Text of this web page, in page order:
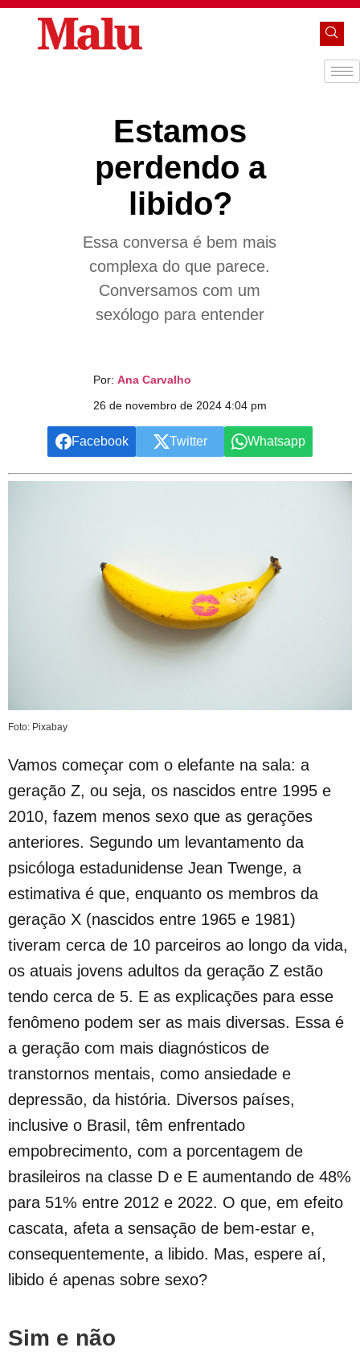
Estamos
perdendo a
libido?
Essa conversa é bem mais
complexa do que parece.
Conversamos com um
sexólogo para entender
Por: Ana Carvalho
26 de novembro de 2024 4:04 pm
Facebook Twitter Whatsapp
Foto: Pixabay
Vamos começar com o elefante na sala: a
geração Z, ou seja, os nascidos entre 1995 e
2010, fazem menos sexo que as gerações
anteriores. Segundo um levantamento da
psicóloga estadunidense Jean Twenge, a
estimativa é que, enquanto os membros da
geração X (nascidos entre 1965 e 1981)
tiveram cerca de 10 parceiros ao longo da vida,
os atuais jovens adultos da geração Z estão
tendo cerca de 5. E as explicações para esse
fenômeno podem ser as mais diversas. Essa é
a geração com mais diagnósticos de
transtornos mentais, como ansiedade e
depressão, da história. Diversos países,
inclusive o Brasil, têm enfrentado
empobrecimento, com a porcentagem de
brasileiros na classe D e E aumentando de 48%
para 51% entre 2012 e 2022. O que, em efeito
cascata, afeta a sensação de bem-estar e,
consequentemente, a libido. Mas, espere aí,
libido é apenas sobre sexo?
Sim e não